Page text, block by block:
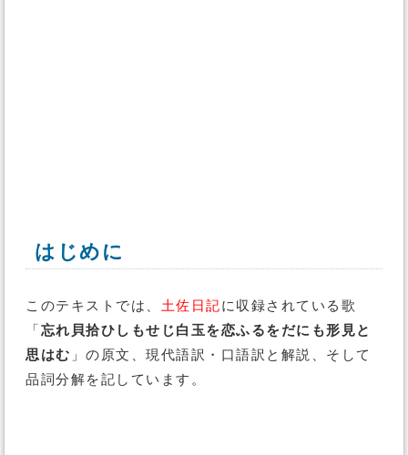
はじめに
このテキストでは、 土佐日記に収録されている歌
「 忘れ貝拾ひしもせじ白玉を恋ふるをだにも形見と
思はむ 」の原文、現代語訳・口語訳と解説、そして
品詞分解を記しています。